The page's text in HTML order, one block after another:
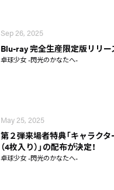
Sep 26, 2025
Blu-ray 完全生産限定版リリー
卓球少女 -閃光のかなたへ-
May 25, 2025
第２弾来場者特典「キャラク
（4枚入り）」の配布が決定！
卓球少女 -閃光のかなたへ-